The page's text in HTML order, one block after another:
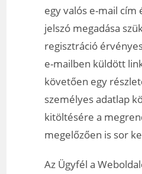
egy valós e-mail cím
jelszó megadása
regisztráció
e-mailben küldött
követően egy
személyes adatlap
kitöltésére a
megelőzően is sor
Az Ügyfél a